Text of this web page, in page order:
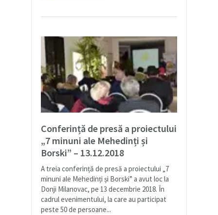
Conferință de presă a proiectului
„7 minuni ale Mehedinți și
Borski” – 13.12.2018
A treia conferință de presă a proiectului „7
minuni ale Mehedinți și Borski” a avut loc la
Donji Milanovac, pe 13 decembrie 2018. În
cadrul evenimentului, la care au participat
peste 50 de persoane...